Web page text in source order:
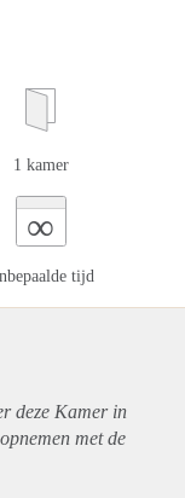
1 kamer
∞
tijd
deze Kamer in
met de